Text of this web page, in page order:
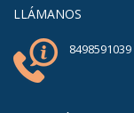
LLÁMANOS
8498591039